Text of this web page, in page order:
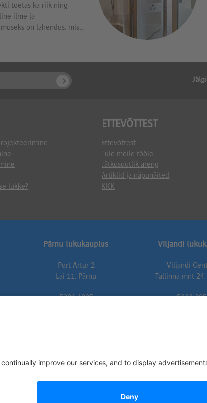
toetas ka riik ning
ilme ja
on lahendus, mis...
lukke?
ETTEVÕTTEST
Ettevõttest
Tule meile tööle
Jätkusuutlik areng
Artiklid ja näpunäited
KKK
Pärnu lukukauplus
Port Artur 2
Lai 11, Pärnu
5304 4005
Viljandi
Viljandi
Tallinna mnt
5333